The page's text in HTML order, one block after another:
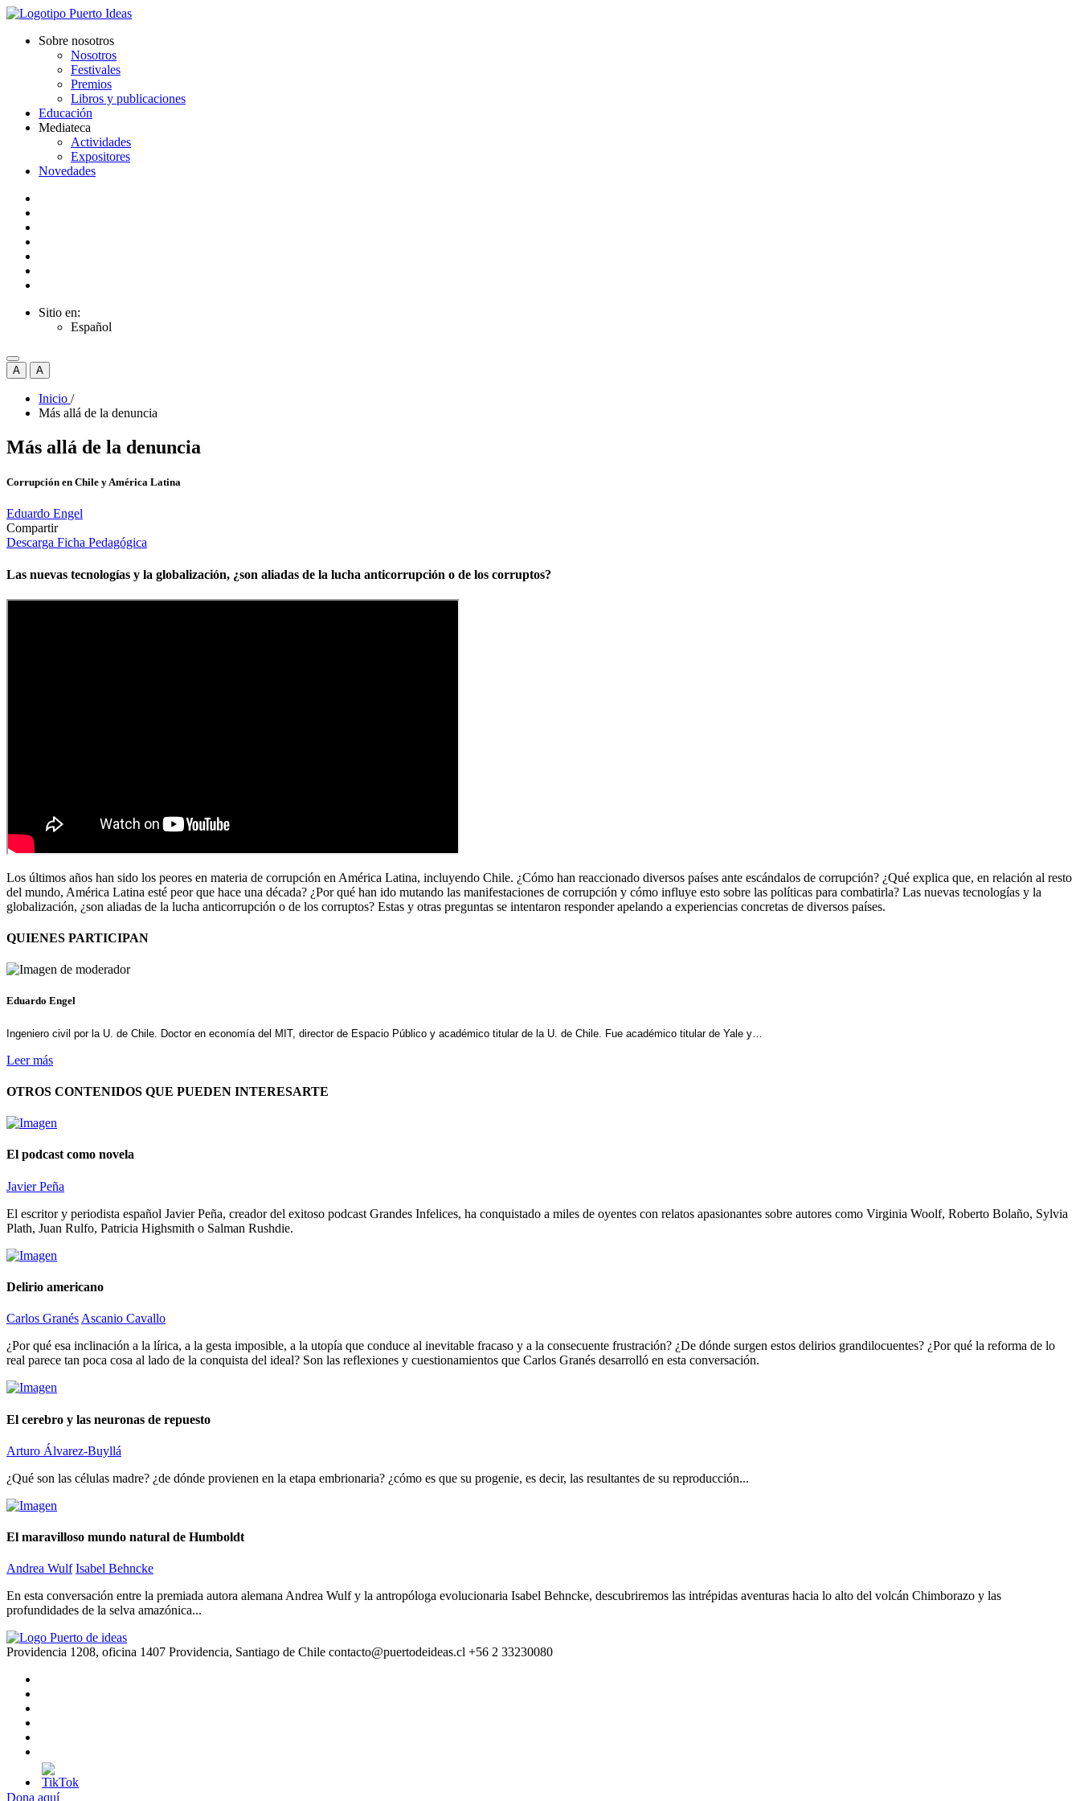
Sobre nosotros
Nosotros
Festivales
Premios
Libros y publicaciones
Educación
Mediateca
Actividades
Expositores
Novedades
Sitio en:
Español
A A
Inicio /
Más allá de la denuncia
Más allá de la denuncia
Corrupción en Chile y América Latina
Eduardo Engel
Compartir
Descarga Ficha Pedagógica
Las nuevas tecnologías y la globalización, ¿son aliadas de la lucha anticorrupción o de los corruptos?
Los últimos años han sido los peores en materia de corrupción en América Latina, incluyendo Chile. ¿Cómo han reaccionado diversos países ante escándalos de corrupción? ¿Qué explica que, en relación al resto
del mundo, América Latina esté peor que hace una década? ¿Por qué han ido mutando las manifestaciones de corrupción y cómo influye esto sobre las políticas para combatirla? Las nuevas tecnologías y la
globalización, ¿son aliadas de la lucha anticorrupción o de los corruptos? Estas y otras preguntas se intentaron responder apelando a experiencias concretas de diversos países.
QUIENES PARTICIPAN
Eduardo Engel
Ingeniero civil por la U. de Chile. Doctor en economía del MIT, director de Espacio Público y académico titular de la U. de Chile. Fue académico titular de Yale y…
Leer más
OTROS CONTENIDOS QUE PUEDEN INTERESARTE
El podcast como novela
Javier Peña
El escritor y periodista español Javier Peña, creador del exitoso podcast Grandes Infelices, ha conquistado a miles de oyentes con relatos apasionantes sobre autores como Virginia Woolf, Roberto Bolaño, Sylvia
Plath, Juan Rulfo, Patricia Highsmith o Salman Rushdie.
Delirio americano
Carlos Granés Ascanio Cavallo
¿Por qué esa inclinación a la lírica, a la gesta imposible, a la utopía que conduce al inevitable fracaso y a la consecuente frustración? ¿De dónde surgen estos delirios grandilocuentes? ¿Por qué la reforma de lo
real parece tan poca cosa al lado de la conquista del ideal? Son las reflexiones y cuestionamientos que Carlos Granés desarrolló en esta conversación.
El cerebro y las neuronas de repuesto
Arturo Álvarez-Buyllá
¿Qué son las células madre? ¿de dónde provienen en la etapa embrionaria? ¿cómo es que su progenie, es decir, las resultantes de su reproducción...
El maravilloso mundo natural de Humboldt
Andrea Wulf Isabel Behncke
En esta conversación entre la premiada autora alemana Andrea Wulf y la antropóloga evolucionaria Isabel Behncke, descubriremos las intrépidas aventuras hacia lo alto del volcán Chimborazo y las
profundidades de la selva amazónica...
Providencia 1208, oficina 1407 Providencia, Santiago de Chile contacto@puertodeideas.cl +56 2 33230080
Dona aquí